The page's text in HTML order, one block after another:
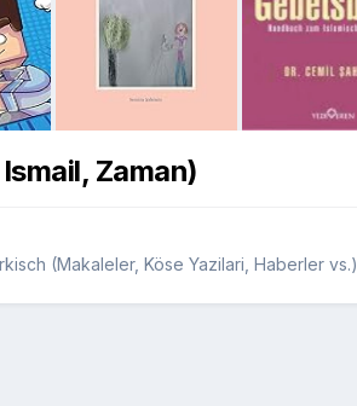
Zaman)
(Makaleler, Köse Yazilari, Haberler vs.)